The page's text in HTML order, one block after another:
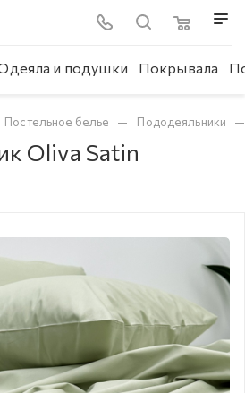
и подушки Покрывала
Постельное белье — Пододеяльники —
Oliva Satin